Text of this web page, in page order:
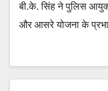
बी.के. सिंह ने पुलिस
और आसरे योजना के